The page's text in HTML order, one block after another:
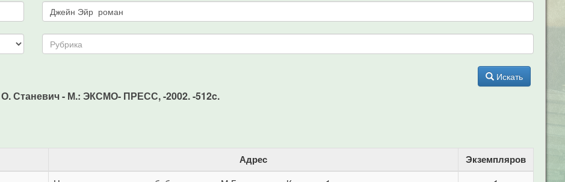
Искать
Станевич - М.: ЭКСМО- ПРЕСС, -2002. -512c.
Адрес Экземпляров